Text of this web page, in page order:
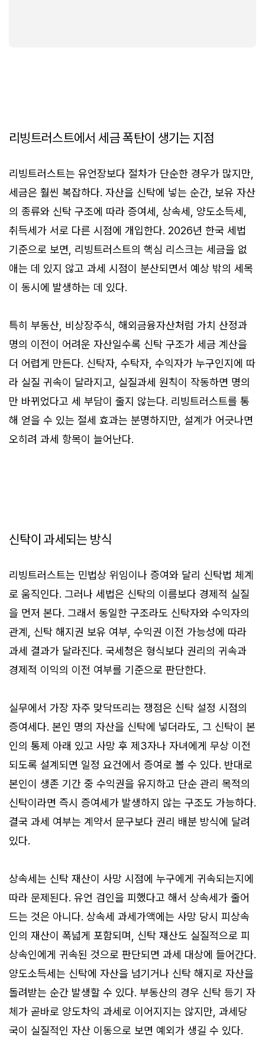
리빙트러스트에서 세금 폭탄이 생기는 지점
리빙트러스트는 유언장보다 절차가 단순한 경우가 많지만,
세금은 훨씬 복잡하다. 자산을 신탁에 넣는 순간, 보유 자산
의 종류와 신탁 구조에 따라 증여세, 상속세, 양도소득세,
취득세가 서로 다른 시점에 개입한다. 2026년 한국 세법
기준으로 보면, 리빙트러스트의 핵심 리스크는 세금을 없
애는 데 있지 않고 과세 시점이 분산되면서 예상 밖의 세목
이 동시에 발생하는 데 있다.
특히 부동산, 비상장주식, 해외금융자산처럼 가치 산정과
명의 이전이 어려운 자산일수록 신탁 구조가 세금 계산을
더 어렵게 만든다. 신탁자, 수탁자, 수익자가 누구인지에 따
라 실질 귀속이 달라지고, 실질과세 원칙이 작동하면 명의
만 바뀌었다고 세 부담이 줄지 않는다. 리빙트러스트를 통
해 얻을 수 있는 절세 효과는 분명하지만, 설계가 어긋나면
오히려 과세 항목이 늘어난다.
신탁이 과세되는 방식
리빙트러스트는 민법상 위임이나 증여와 달리 신탁법 체계
로 움직인다. 그러나 세법은 신탁의 이름보다 경제적 실질
을 먼저 본다. 그래서 동일한 구조라도 신탁자와 수익자의
관계, 신탁 해지권 보유 여부, 수익권 이전 가능성에 따라
과세 결과가 달라진다. 국세청은 형식보다 권리의 귀속과
경제적 이익의 이전 여부를 기준으로 판단한다.
실무에서 가장 자주 맞닥뜨리는 쟁점은 신탁 설정 시점의
증여세다. 본인 명의 자산을 신탁에 넣더라도, 그 신탁이 본
인의 통제 아래 있고 사망 후 제3자나 자녀에게 무상 이전
되도록 설계되면 일정 요건에서 증여로 볼 수 있다. 반대로
본인이 생존 기간 중 수익권을 유지하고 단순 관리 목적의
신탁이라면 즉시 증여세가 발생하지 않는 구조도 가능하다.
결국 과세 여부는 계약서 문구보다 권리 배분 방식에 달려
있다.
상속세는 신탁 재산이 사망 시점에 누구에게 귀속되는지에
따라 문제된다. 유언 검인을 피했다고 해서 상속세가 줄어
드는 것은 아니다. 상속세 과세가액에는 사망 당시 피상속
인의 재산이 폭넓게 포함되며, 신탁 재산도 실질적으로 피
상속인에게 귀속된 것으로 판단되면 과세 대상에 들어간다.
양도소득세는 신탁에 자산을 넘기거나 신탁 해지로 자산을
돌려받는 순간 발생할 수 있다. 부동산의 경우 신탁 등기 자
체가 곧바로 양도차익 과세로 이어지지는 않지만, 과세당
국이 실질적인 자산 이동으로 보면 예외가 생길 수 있다.